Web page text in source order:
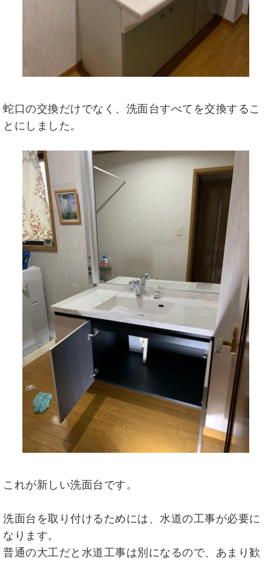
蛇口の交換だけでなく、洗面台すべてを交換するこ
とにしました。
これが新しい洗面台です。
洗面台を取り付けるためには、水道の工事が必要に
なります。
普通の大工だと水道工事は別になるので、あまり歓